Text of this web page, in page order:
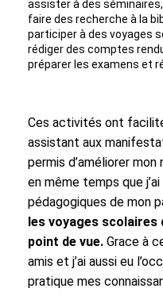
assister à des
faire des recherche à la
participer à des voyages
rédiger des comptes
préparer les examens et
Ces activités ont
assistant aux
permis d’améliorer
en même temps que
pédagogiques de mon
les voyages scolaires
point de vue. Grace à
amis et j’ai aussi eu
pratique mes